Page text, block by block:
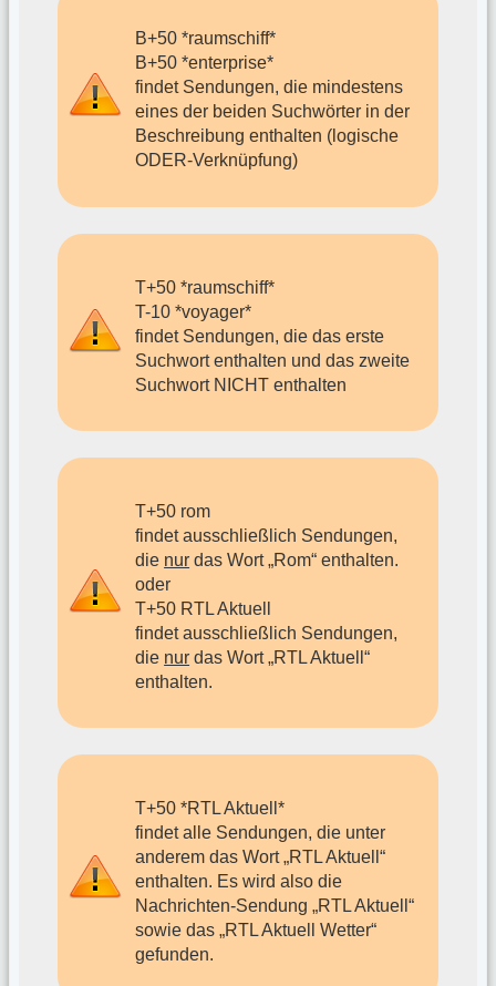
B+50 *raumschiff*
B+50 *enterprise*
findet Sendungen, die mindestens
eines der beiden Suchwörter in der
Beschreibung enthalten (logische
ODER-Verknüpfung)
T+50 *raumschiff*
T-10 *voyager*
findet Sendungen, die das erste
Suchwort enthalten und das zweite
Suchwort NICHT enthalten
T+50 rom
​​​findet ausschließlich Sendungen,
die nur das Wort „Rom“ enthalten.
oder
T+50 RTL Aktuell
​​​findet ausschließlich Sendungen,
die nur das Wort „RTL Aktuell“
enthalten.
T+50 *RTL Aktuell*
​​​findet alle Sendungen, die unter
anderem das Wort „RTL Aktuell“
enthalten. Es wird also die
Nachrichten-Sendung „RTL Aktuell“
sowie das „RTL Aktuell Wetter“
gefunden.